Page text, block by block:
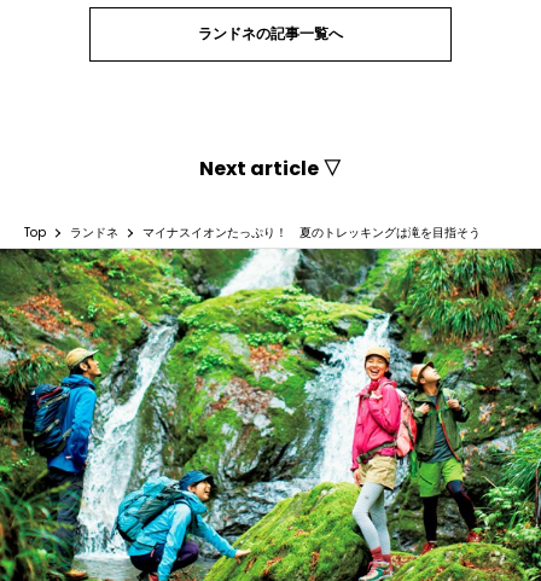
ランドネの記事一覧へ
Next article ▽
Top ランドネ マイナスイオンたっぷり！ 夏のトレッキングは滝を目指そう